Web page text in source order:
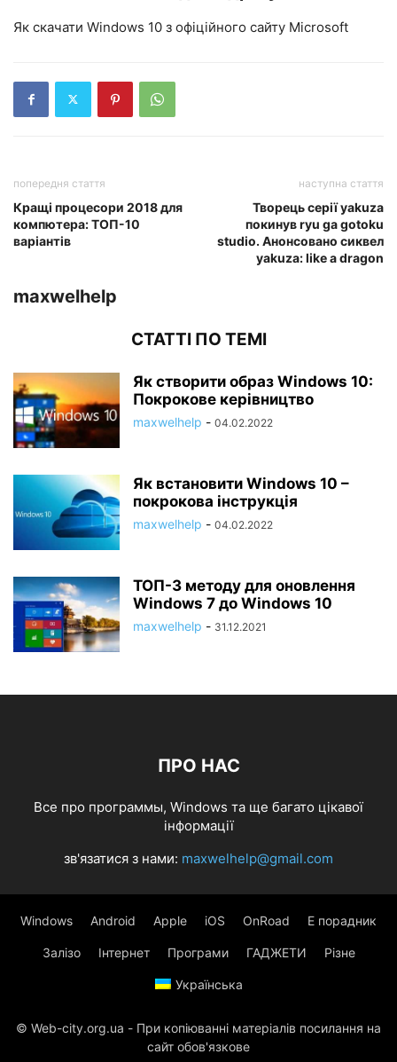
Як скачати Windows 10 з офіційного сайту Microsoft
попередня стаття
Кращі процесори 2018 для
компютера: ТОП-10
варіантів
наступна стаття
Творець серії yakuza
покинув ryu ga gotoku
studio. Анонсовано сиквел
yakuza: like a dragon
maxwelhelp
СТАТТІ ПО ТЕМІ
Як створити образ Windows 10:
Покрокове керівництво
maxwelhelp - 04.02.2022
Як встановити Windows 10 –
покрокова інструкція
maxwelhelp - 04.02.2022
ТОП-3 методу для оновлення
Windows 7 до Windows 10
maxwelhelp - 31.12.2021
ПРО НАС
Все про программы, Windows та ще багато цікавої
інформації
зв'язатися з нами: maxwelhelp@gmail.com
Windows Android Apple iOS OnRoad Е порадник
Залізо Інтернет Програми ГАДЖЕТИ Різне
Українська
© Web-city.org.ua - При копіюванні матеріалів посилання на
сайт обов'язкове